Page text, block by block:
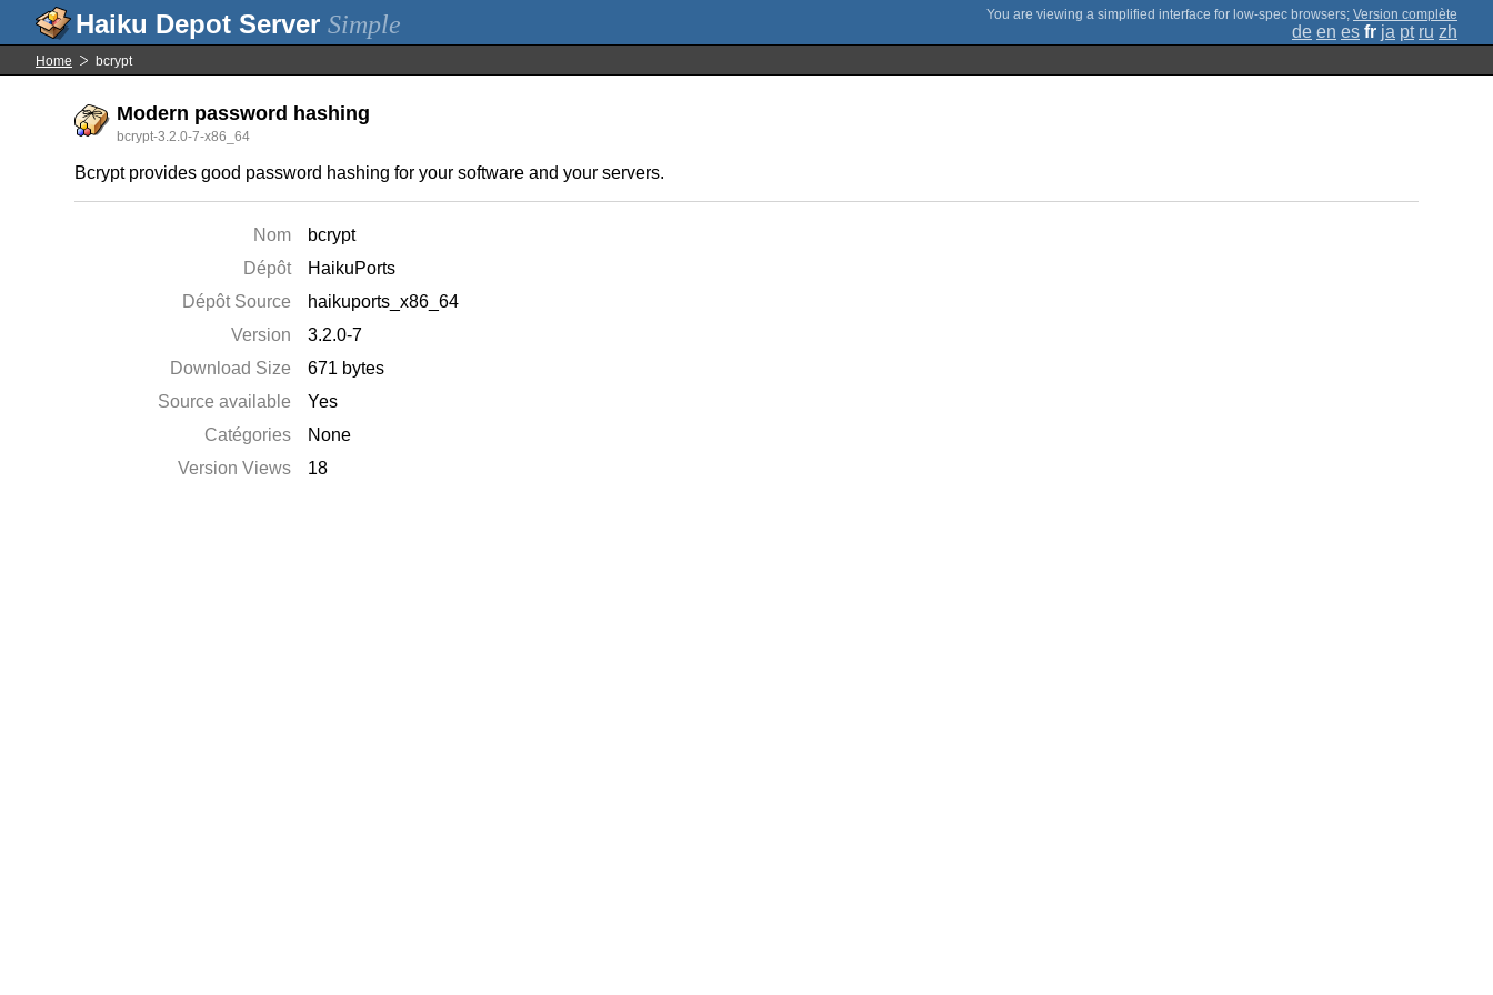
Simple ; Version complète
de en es fr ja pt ru zh
Home bcrypt
Modern password hashing
bcrypt-3.2.0-7-x86_64
Bcrypt provides good password hashing for your software and your servers.
Nom
bcrypt
Dépôt
HaikuPorts
Dépôt Source
haikuports_x86_64
Version
3.2.0-7
Download Size
671 bytes
Source available
Yes
Catégories
None
Version Views
18